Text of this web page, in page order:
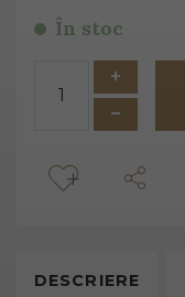
În stoc
DESCRIERE